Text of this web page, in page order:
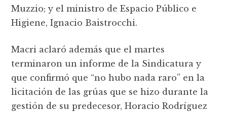
Muzzio; y el ministro de Espacio Público e
Higiene, Ignacio Baistrocchi.
Macri aclaró además que el martes
terminaron un informe de la Sindicatura y
que confirmó que “no hubo nada raro” en la
licitación de las grúas que se hizo durante la
gestión de su predecesor, Horacio Rodríguez